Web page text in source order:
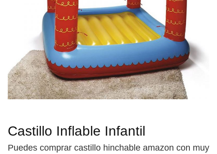
Castillo Inflable Infantil
Puedes comprar castillo hinchable amazon con muy